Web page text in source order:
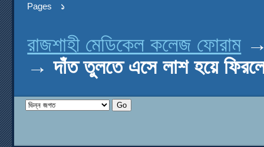
Pages ১
রাজশাহী মেডিকেল কলেজ ফোরাম
→দাঁত তুলতে এসে লাশ হয়ে